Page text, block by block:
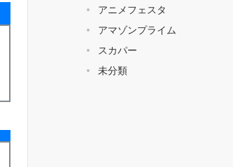
アニメフェスタ
アマゾンプライム
スカパー
未分類